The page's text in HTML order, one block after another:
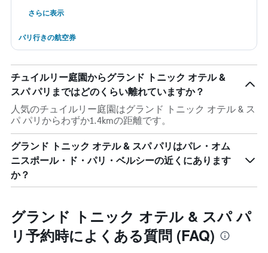
さらに表示
パリ行きの航空券
チュイルリー庭園からグランド トニック オテル &
スパ パリまではどのくらい離れていますか？
人気のチュイルリー庭園はグランド トニック オテル & ス
パ パリからわずか1.4kmの距離です。
グランド トニック オテル & スパ パリはパレ・オム
ニスポール・ド・パリ・ベルシーの近くにあります
か？
グランド トニック オテル & スパ パ
リ予約時によくある質問 (FAQ)